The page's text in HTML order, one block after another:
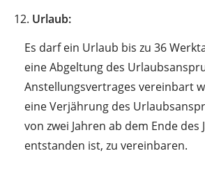
12. Urlaub:
Es darf ein Urlaub bis zu 36
eine Abgeltung des
Anstellungsvertrages vereinbart
eine Verjährung des
von zwei Jahren ab dem Ende des
entstanden ist, zu vereinbaren.